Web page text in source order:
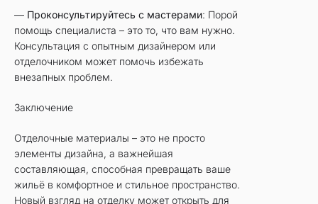
— Проконсультируйтесь с мастерами: Порой
помощь специалиста – это то, что вам нужно.
Консультация с опытным дизайнером или
отделочником может помочь избежать
внезапных проблем.
Заключение
Отделочные материалы – это не просто
элементы дизайна, а важнейшая
составляющая, способная превращать ваше
жильё в комфортное и стильное пространство.
Новый взгляд на отделку может открыть для